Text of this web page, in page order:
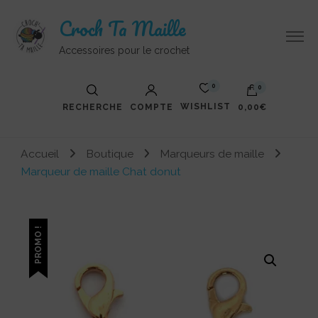
Croch Ta Maille
Accessoires pour le crochet
RECHERCHE COMPTE
0
WISHLIST
0
0,00€
Votre panier est vide.
Accueil Boutique
Marqueurs de maille
Marqueur de maille Chat donut
PROMO !